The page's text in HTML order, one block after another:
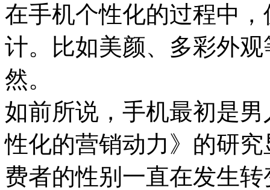
在手机个性化的过程中
计。比如美颜、多彩外
然。
如前所说，手机最初是
性化的营销动力》的研
费者的性别一直在发生